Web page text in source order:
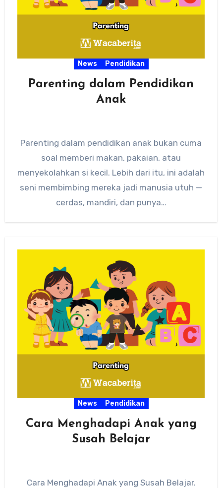
News Pendidikan
Parenting dalam Pendidikan
Anak
Parenting dalam pendidikan anak bukan cuma
soal memberi makan, pakaian, atau
menyekolahkan si kecil. Lebih dari itu, ini adalah
seni membimbing mereka jadi manusia utuh —
cerdas, mandiri, dan punya…
News Pendidikan
Cara Menghadapi Anak yang
Susah Belajar
Cara Menghadapi Anak yang Susah Belajar.